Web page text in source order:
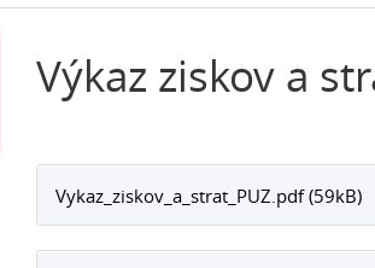
Výkaz ziskov a
Vykaz_ziskov_a_strat_PUZ.pdf (59kB)